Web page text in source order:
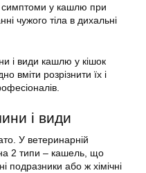
симптоми у кашлю при
чужого тіла в дихальні
і види кашлю у кішок
вміти розрізнити їх і
і види
У ветеринарній
2 типи – кашель, що
подразники або ж хімічні